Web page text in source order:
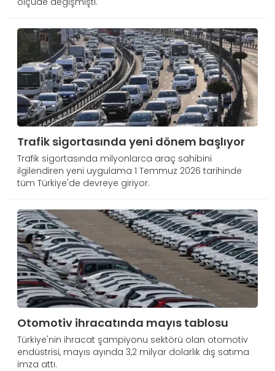
Trafik sigortasında yeni dönem başlıyor
Trafik sigortasında milyonlarca araç sahibini
ilgilendiren yeni uygulama 1 Temmuz 2026 tarihinde
tüm Türkiye'de devreye giriyor.
Otomotiv ihracatında mayıs tablosu
Türkiye'nin ihracat şampiyonu sektörü olan otomotiv
endüstrisi, mayıs ayında 3,2 milyar dolarlık dış satıma
imza attı.